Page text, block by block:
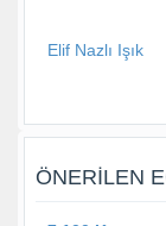
Elif Nazlı Işık
ÖNERILEN